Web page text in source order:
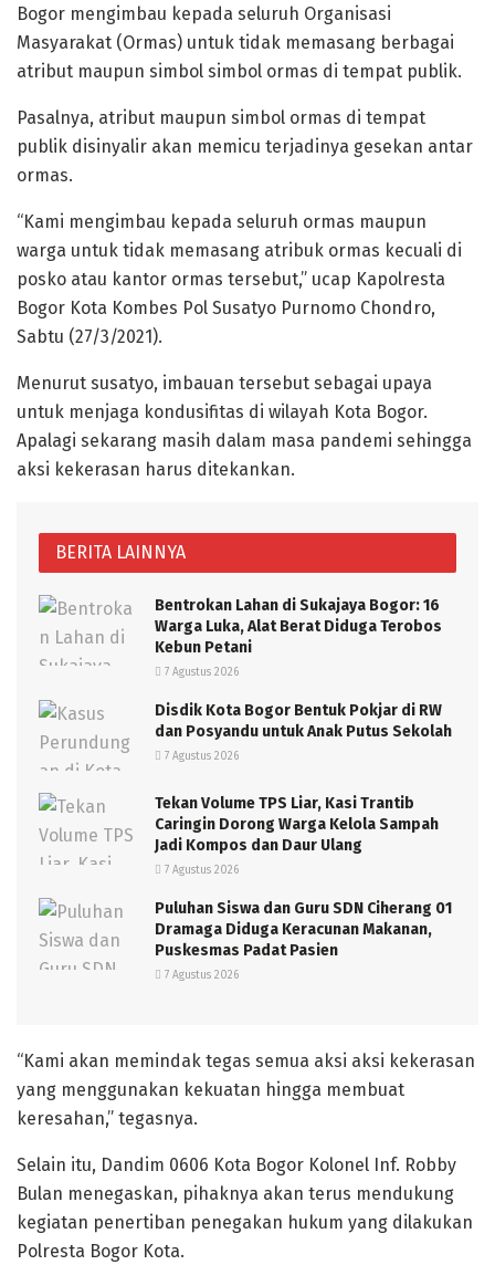
Bogor mengimbau kepada seluruh Organisasi
Masyarakat (Ormas) untuk tidak memasang berbagai
atribut maupun simbol simbol ormas di tempat publik.
Pasalnya, atribut maupun simbol ormas di tempat
publik disinyalir akan memicu terjadinya gesekan antar
ormas.
“Kami mengimbau kepada seluruh ormas maupun
warga untuk tidak memasang atribuk ormas kecuali di
posko atau kantor ormas tersebut,” ucap Kapolresta
Bogor Kota Kombes Pol Susatyo Purnomo Chondro,
Sabtu (27/3/2021).
Menurut susatyo, imbauan tersebut sebagai upaya
untuk menjaga kondusifitas di wilayah Kota Bogor.
Apalagi sekarang masih dalam masa pandemi sehingga
aksi kekerasan harus ditekankan.
BERITA LAINNYA
Bentrokan Lahan di Sukajaya Bogor: 16
Warga Luka, Alat Berat Diduga Terobos
Kebun Petani
7 Agustus 2026
Disdik Kota Bogor Bentuk Pokjar di RW
dan Posyandu untuk Anak Putus Sekolah
7 Agustus 2026
Tekan Volume TPS Liar, Kasi Trantib
Caringin Dorong Warga Kelola Sampah
Jadi Kompos dan Daur Ulang
7 Agustus 2026
Puluhan Siswa dan Guru SDN Ciherang 01
Dramaga Diduga Keracunan Makanan,
Puskesmas Padat Pasien
7 Agustus 2026
“Kami akan memindak tegas semua aksi aksi kekerasan
yang menggunakan kekuatan hingga membuat
keresahan,” tegasnya.
Selain itu, Dandim 0606 Kota Bogor Kolonel Inf. Robby
Bulan menegaskan, pihaknya akan terus mendukung
kegiatan penertiban penegakan hukum yang dilakukan
Polresta Bogor Kota.